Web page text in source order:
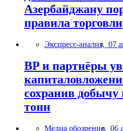
Азербайджану
правила торговли
Экспресс-анализ, 07
BP и партнёры
сохранив добычу
тонн
Медиа обозрение, 06